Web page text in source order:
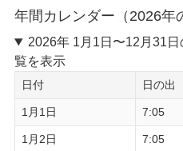
年間カレンダー（2026年
2026年 1月1日〜12月31
覧を表示
日付 日の出
1月1日 7:05
1月2日 7:05